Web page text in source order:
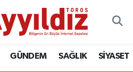
GÜNDEM SAĞLIK SİYASET